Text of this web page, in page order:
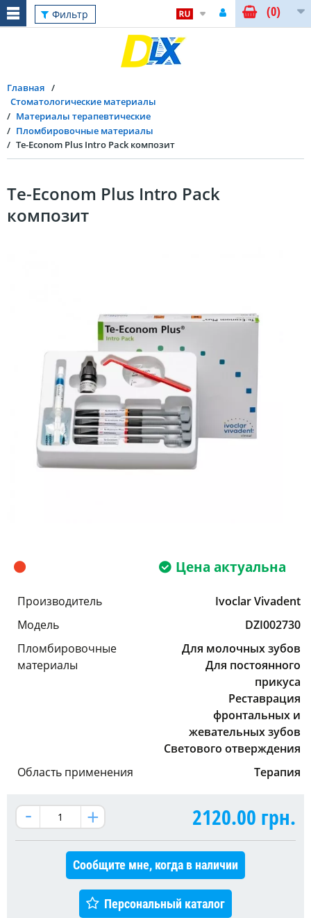
Фильтр (0)
Главная
Стоматологические материалы
Материалы терапевтические
Пломбировочные материалы
Te-Econom Plus Intro Pack композит
Te-Econom Plus Intro Pack
композит
Цена актуальна
Производитель
Ivoclar Vivadent
Модель
DZI002730
Пломбировочные
материалы
Для молочных зубов
Для постоянного
прикуса
Реставрация
фронтальных и
жевательных зубов
Светового отверждения
Область применения
Терапия
2120.00 грн.
Сообщите мне, когда в наличии
Персональный каталог